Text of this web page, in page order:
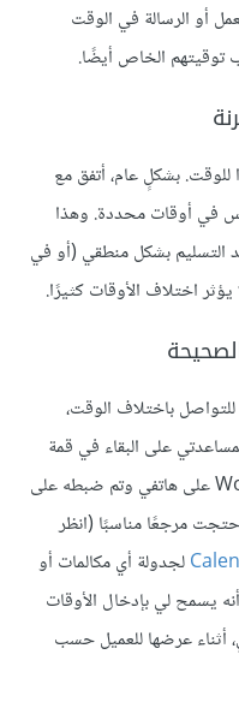
أو الرسالة في الوقت
توقيتهم الخاص أيضًا.
بشكلٍ عام، أتفق مع
في أوقات محددة. وهذا
التسليم بشكل منطقي (أو في
اختلاف الأوقات كثيرًا.
باختلاف الوقت،
على البقاء في قمة
الاختلافات. أولًا، لدي تطبيق World Clock على هاتفي وتم ضبطه على
مرجعًا مناسبًا (انظر
لجدولة أي مكالمات أو
يسمح لي بإدخال الأوقات
أثناء عرضها للعميل حسب